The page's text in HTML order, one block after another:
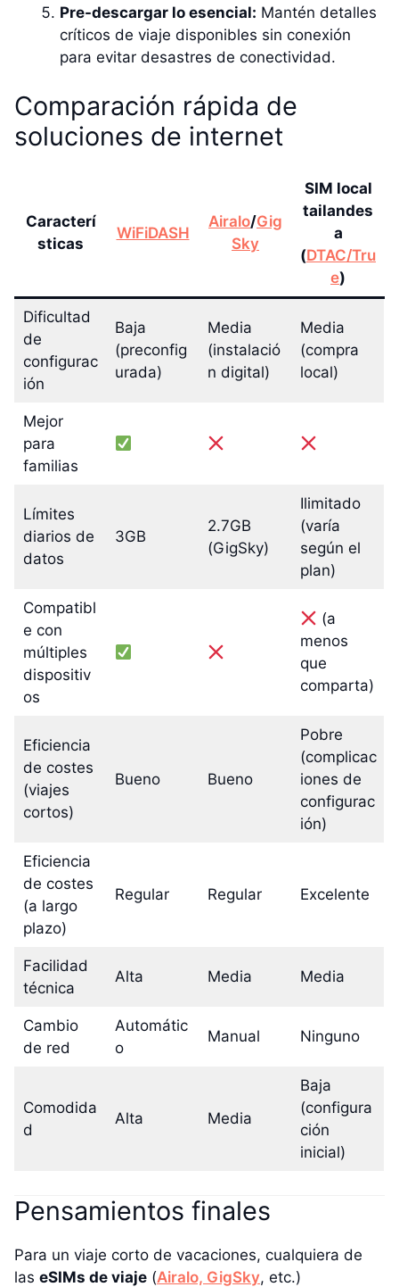
Pre-descargar lo esencial: Mantén detalles
críticos de viaje disponibles sin conexión
para evitar desastres de conectividad.
Comparación rápida de
soluciones de internet
Caracterí
sticas
WiFiDASH
Airalo/Gig
Sky
SIM local
tailandes
a
(DTAC/Tru
e)
Dificultad
de
configurac
ión
Baja
(preconfig
urada)
Media
(instalació
n digital)
Media
(compra
local)
Mejor
para
familias
Límites
diarios de
datos
3GB
2.7GB
(GigSky)
Ilimitado
(varía
según el
plan)
Compatibl
e con
múltiples
dispositiv
os
(a
menos
que
comparta)
Eficiencia
de costes
(viajes
cortos)
Bueno Bueno
Pobre
(complicac
iones de
configurac
ión)
Eficiencia
de costes
(a largo
plazo)
Regular Regular Excelente
Facilidad
técnica
Alta Media Media
Cambio
de red
Automátic
o
Manual Ninguno
Comodida
d
Alta Media
Baja
(configura
ción
inicial)
Pensamientos finales
Para un viaje corto de vacaciones, cualquiera de
las eSIMs de viaje (Airalo, GigSky, etc.)